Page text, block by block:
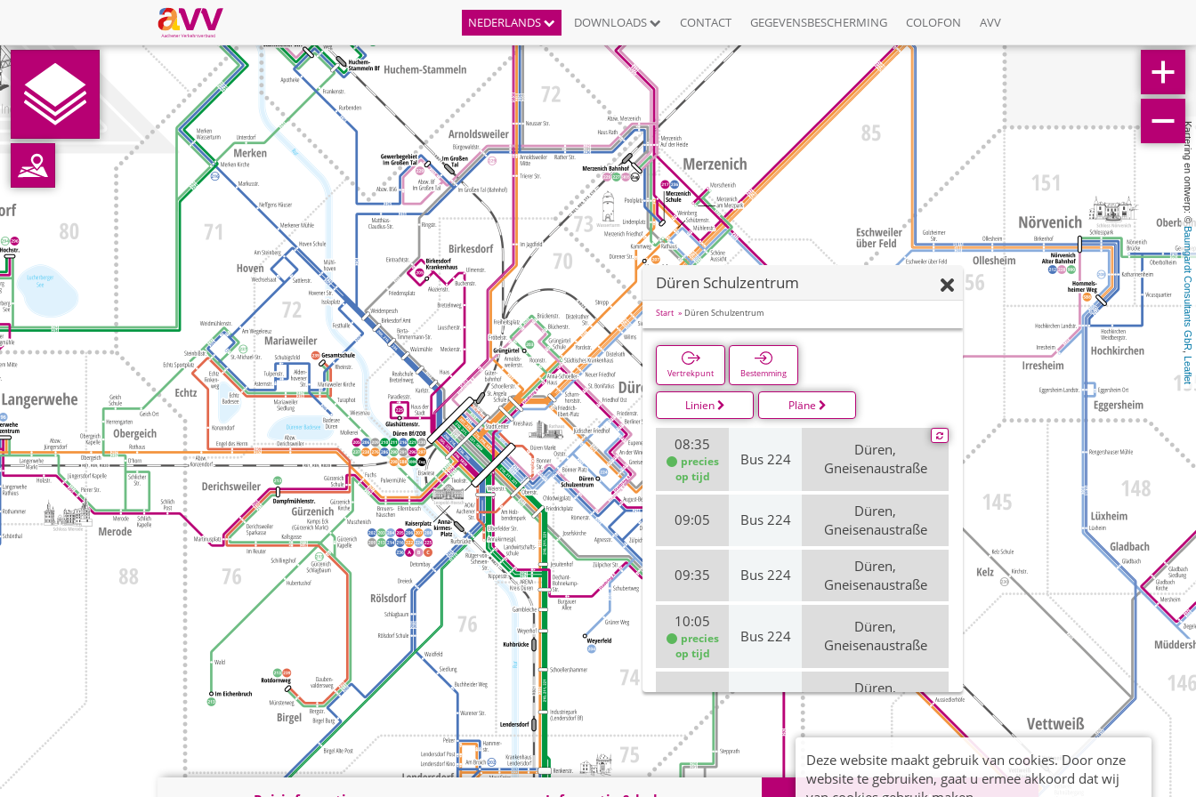
NEDERLANDS DOWNLOADS CONTACT GEGEVENSBESCHERMING COLOFON AVV
Kartering en ontwerp: ©
Baumgardt Consultants GbR
,
Leaflet
Düren Schulzentrum
Start Düren Schulzentrum
Vertrekpunt Bestemming
Linien Pläne
08:35
precies
op tijd
Bus 224
Düren,
Gneisenaustraße
09:05 Bus 224
Düren,
Gneisenaustraße
09:35 Bus 224
Düren,
Gneisenaustraße
10:05
precies
op tijd
Bus 224
Düren,
Gneisenaustraße
10:35 Bus 224
Düren,
Gneisenaustraße
11:05
precies
op tijd
Gneisenaustraße
Deze website maakt gebruik van cookies. Door onze
website te gebruiken, gaat u ermee akkoord dat wij